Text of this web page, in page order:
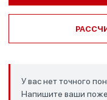
У вас нет точного
Напишите ваши